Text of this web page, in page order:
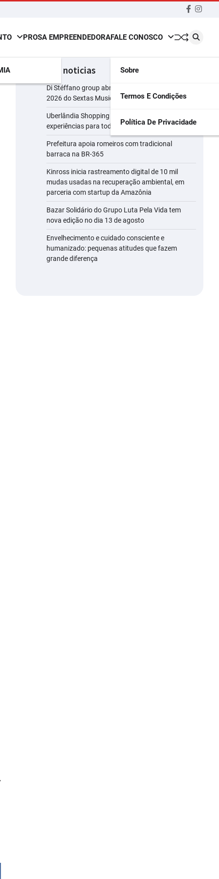
PROSA EMPREENDEDORAFALE CONOSCO
Sobre
Termos E Condições
Política De Privacidade
últimas noticias
Di Stéffano group abre a segunda temporada de
2026 do Sextas Musicais
Uberlândia Shopping reúne presentes e
experiências para todos os perfis de pais
Prefeitura apoia romeiros com tradicional
barraca na BR-365
Kinross inicia rastreamento digital de 10 mil
mudas usadas na recuperação ambiental, em
parceria com startup da Amazônia
Bazar Solidário do Grupo Luta Pela Vida tem
nova edição no dia 13 de agosto
Envelhecimento e cuidado consciente e
humanizado: pequenas atitudes que fazem
grande diferença